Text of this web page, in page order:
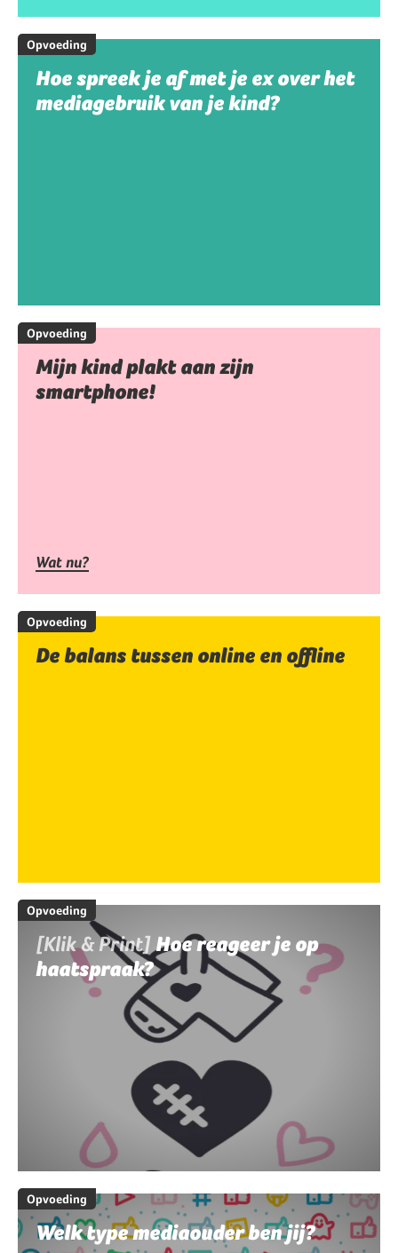
Opvoeding
Hoe spreek je af met je ex over het
mediagebruik van je kind?
Opvoeding
Mijn kind plakt aan zijn
smartphone!
Wat nu?
Opvoeding
De balans tussen online en offline
Opvoeding
[Klik & Print]Hoe reageer je op
haatspraak?
Opvoeding
Welk type mediaouder ben jij?